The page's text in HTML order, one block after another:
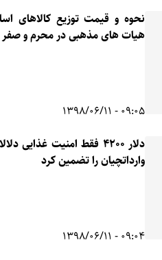
نحوه و قیمت توزیع کالاهای اساسی
هیات های مذهبی در محرم و صفر
دلار ۴۲۰۰ فقط امنیت غذایی دلالان و
وارداتچیان را تضمین کرد